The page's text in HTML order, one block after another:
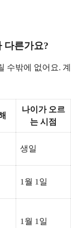
다른가요?
수밖에 없어요. 계
나이가 오르
는 시점
생일
1월 1일
1월 1일